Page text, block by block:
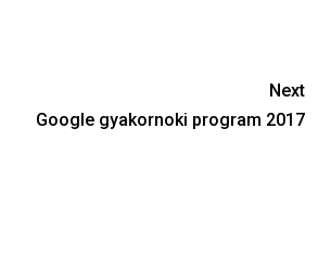
Next
Google gyakornoki program 2017